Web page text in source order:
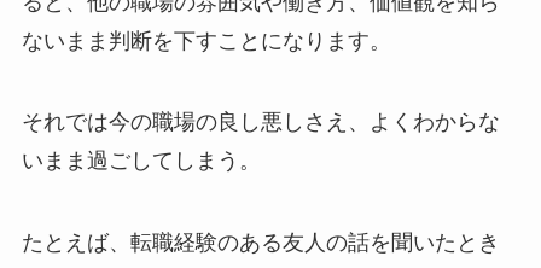
ないまま判断を下すことになります。
それでは今の職場の良し悪しさえ、よくわからな
いまま過ごしてしまう。
たとえば、転職経験のある友人の話を聞いたとき